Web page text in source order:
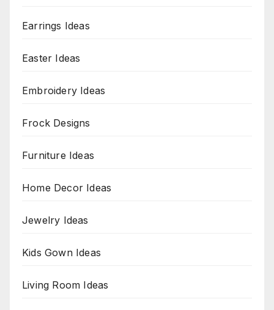
Earrings Ideas
Easter Ideas
Embroidery Ideas
Frock Designs
Furniture Ideas
Home Decor Ideas
Jewelry Ideas
Kids Gown Ideas
Living Room Ideas